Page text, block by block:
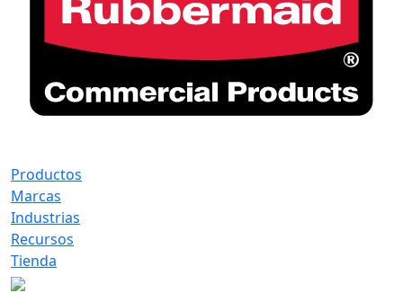
Productos
Marcas
Industrias
Recursos
Tienda